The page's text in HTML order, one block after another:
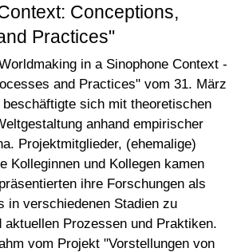
Conceptions,
Practices"
in a Sinophone Context -
and Practices" vom 31. März
sich mit theoretischen
anhand empirischer
Projektmitglieder, (ehemalige)
Kolleginnen und Kollegen kamen
ihre Forschungen als
in verschiedenen Stadien zu
aktuellen Prozessen und Praktiken.
vom Projekt "Vorstellungen von